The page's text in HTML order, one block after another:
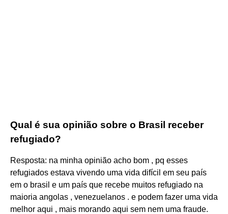
Qual é sua opinião sobre o Brasil receber
refugiado?
Resposta: na minha opinião acho bom , pq esses
refugiados estava vivendo uma vida difícil em seu país
em o brasil e um país que recebe muitos refugiado na
maioria angolas , venezuelanos . e podem fazer uma vida
melhor aqui , mais morando aqui sem nem uma fraude.